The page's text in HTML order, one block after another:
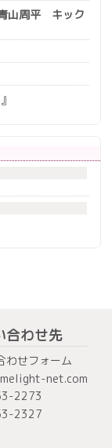
山周平 キック
』
合わせ先
わせフォーム
net.com
2273
2327